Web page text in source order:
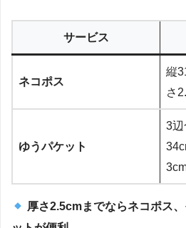
サービス
ネコポス
縦
さ
ゆうパケット
3辺
厚さ2.5cmまでならネコポス